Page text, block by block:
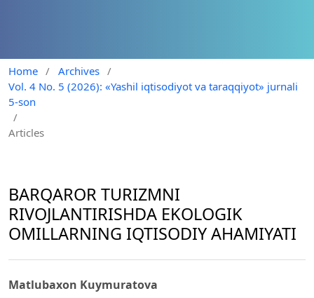
Home / Archives /
Vol. 4 No. 5 (2026): «Yashil iqtisodiyot va taraqqiyot» jurnali
5-son
/
Articles
BARQAROR TURIZMNI
RIVOJLANTIRISHDA EKOLOGIK
OMILLARNING IQTISODIY AHAMIYATI
Matlubaxon Kuymuratova